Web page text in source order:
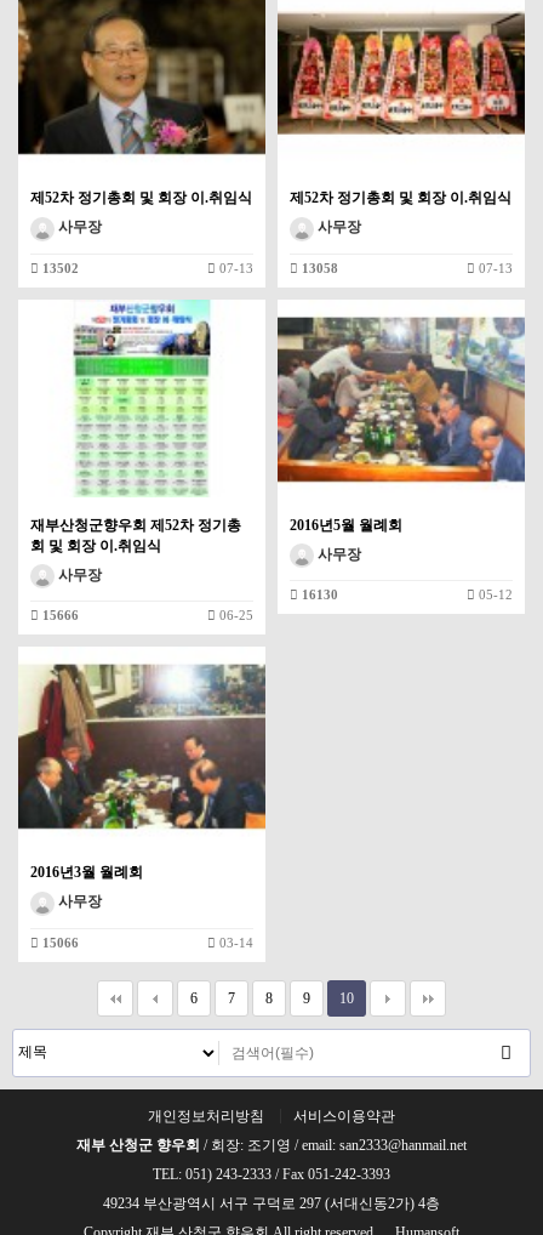
제52차 정기총회 및 회장 이.취임식
사무장
13502 07-13
제52차 정기총회 및 회장 이.취임식
사무장
13058 07-13
재부산청군향우회 제52차 정기총
회 및 회장 이.취임식
사무장
15666 06-25
2016년5월 월례회
사무장
16130 05-12
2016년3월 월례회
사무장
15066 03-14
6 7 8 9 10
개인정보처리방침
서비스이용약관
재부 산청군 향우회 / 회장: 조기영 / email: san2333@hanmail.net
TEL: 051) 243-2333 / Fax 051-242-3393
49234 부산광역시 서구 구덕로 297 (서대신동2가) 4층